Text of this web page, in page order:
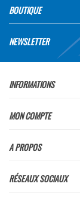
BOUTIQUE
NEWSLETTER
INFORMATIONS
MON COMPTE
A PROPOS
RÉSEAUX SOCIAUX